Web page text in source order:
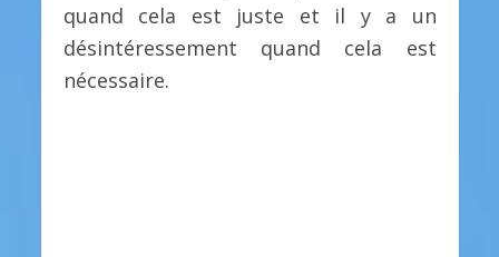
quand cela est juste et il y a un
désintéressement quand cela est
nécessaire.